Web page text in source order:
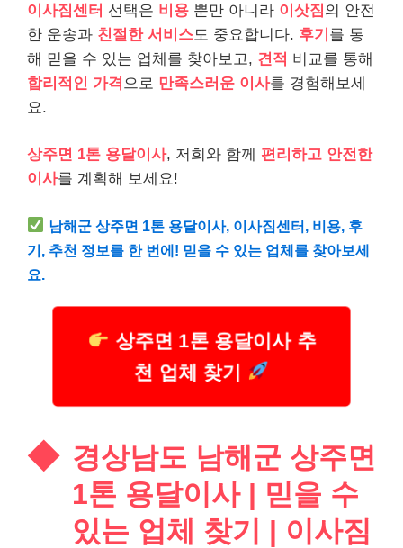
이사짐센터 선택은 비용 뿐만 아니라 이삿짐의 안전
한 운송과 친절한 서비스도 중요합니다. 후기 를 통
해 믿을 수 있는 업체를 찾아보고, 견적 비교를 통해
합리적인 가격 으로 만족스러운 이사를 경험해보세
요.
상주면 1톤 용달이사, 저희와 함께 편리하고 안전한
이사를 계획해 보세요!
남해군 상주면 1톤 용달이사, 이사짐센터, 비용, 후
기, 추천 정보를 한 번에! 믿을 수 있는 업체를 찾아보세
요.
상주면 1톤 용달이사 추
천 업체 찾기
경상남도 남해군 상주면
1톤 용달이사 | 믿을 수
있는 업체 찾기 | 이사짐